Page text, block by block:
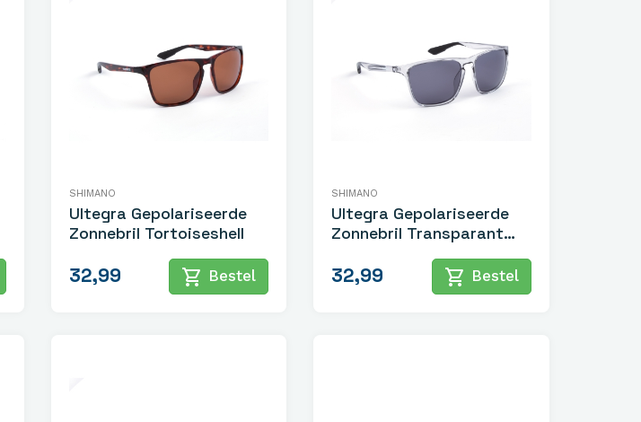
SHIMANO
Ultegra Gepolariseerde
Zonnebril Tortoiseshell
32,99 shopping_cart Bestel
SHIMANO
Ultegra Gepolariseerde
Zonnebril Transparant
32,99 shopping_cart Bestel